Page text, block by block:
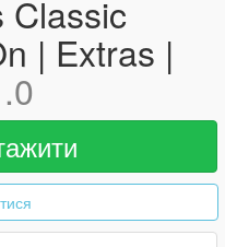
Classic
| Extras |